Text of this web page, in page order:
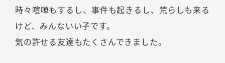
時々喧嘩もするし、事件も起きるし、荒らしも来る
けど、みんないい子です。
気の許せる友達もたくさんできました。